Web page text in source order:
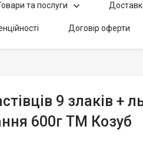
та послуги
Договір оферти
9 злаків +
600г ТМ Козуб